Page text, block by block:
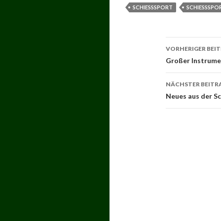
SCHIESSSPORT
Beitrags-
VORHERIGER
Großer
NÄCHSTER
Neues aus der